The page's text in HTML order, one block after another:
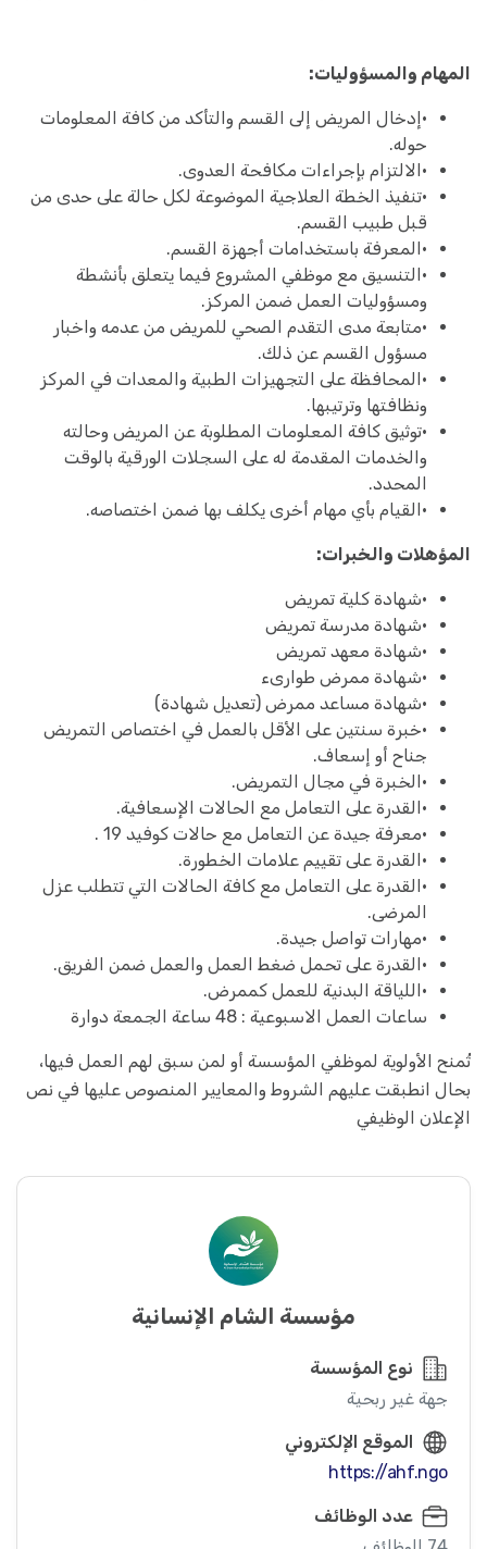
المهام والمسؤوليات:
•إدخال المريض إلى القسم والتأكد من كافة المعلومات
حوله.
•الالتزام بإجراءات مكافحة العدوى.
•تنفيذ الخطة العلاجية الموضوعة لكل حالة على حدى من
قبل طبيب القسم.
•المعرفة باستخدامات أجهزة القسم.
•التنسيق مع موظفي المشروع فيما يتعلق بأنشطة
ومسؤوليات العمل ضمن المركز.
•متابعة مدى التقدم الصحي للمريض من عدمه واخبار
مسؤول القسم عن ذلك.
•المحافظة على التجهيزات الطبية والمعدات في المركز
ونظافتها وترتيبها.
•توثيق كافة المعلومات المطلوبة عن المريض وحالته
والخدمات المقدمة له على السجلات الورقية بالوقت
المحدد.
•القيام بأي مهام أخرى يكلف بها ضمن اختصاصه.
المؤهلات والخبرات:
•شهادة كلية تمريض
•شهادة مدرسة تمريض
•شهادة معهد تمريض
•شهادة ممرض طوارىء
•شهادة مساعد ممرض (تعديل شهادة)
•خبرة سنتين على الأقل بالعمل في اختصاص التمريض
جناح أو إسعاف.
•الخبرة في مجال التمريض.
•القدرة على التعامل مع الحالات الإسعافية.
•معرفة جيدة عن التعامل مع حالات كوفيد 19 .
•القدرة على تقييم علامات الخطورة.
•القدرة على التعامل مع كافة الحالات التي تتطلب عزل
المرضى.
•مهارات تواصل جيدة.
•القدرة على تحمل ضغط العمل والعمل ضمن الفريق.
•اللياقة البدنية للعمل كممرض.
ساعات العمل الاسبوعية : 48 ساعة الجمعة دوارة
تُمنح الأولوية لموظفي المؤسسة أو لمن سبق لهم العمل فيها،
بحال انطبقت عليهم الشروط والمعايير المنصوص عليها في نص
الإعلان الوظيفي
مؤسسة الشام الإنسانية
نوع المؤسسة
جهة غير ربحية
الموقع الإلكتروني
https://ahf.ngo
عدد الوظائف